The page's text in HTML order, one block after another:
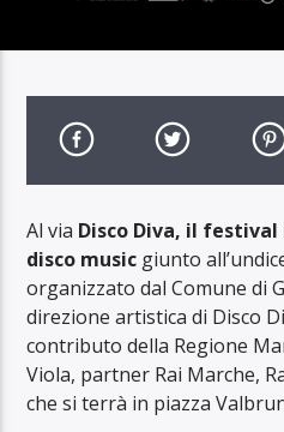
Al via Disco Diva, il
disco music giunto
organizzato dal Comune di
direzione artistica di Disco
contributo della Regione
Viola, partner Rai Marche,
che si terrà in piazza